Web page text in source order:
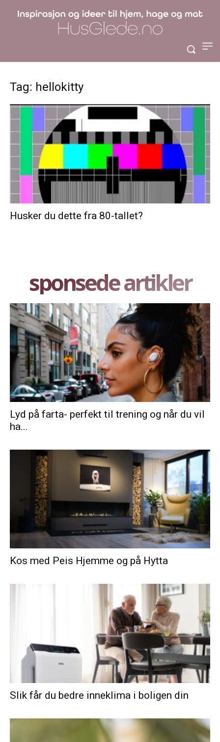
Tag: hellokitty
Husker du dette fra 80-tallet?
sponsede artikler
Lyd på farta- perfekt til trening og når du vil
ha...
Kos med Peis Hjemme og på Hytta
Slik får du bedre inneklima i boligen din